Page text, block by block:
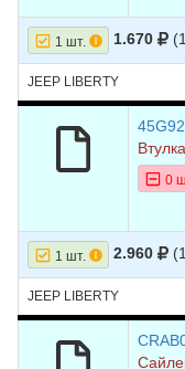
1 шт. 1.670
JEEP LIBERTY
0
1 шт. 2.960
JEEP LIBERTY